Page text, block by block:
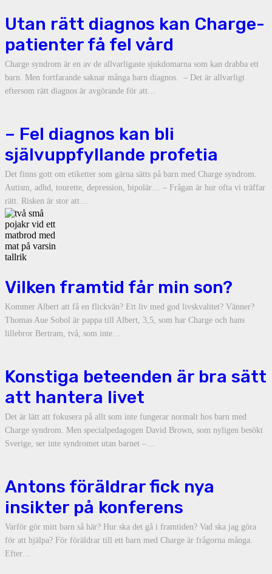
Utan rätt diagnos kan Charge-
patienter få fel vård
Charge syndrom är en av de allvarligaste sjukdomarna som kan drabba ett
barn. Men fortfarande saknar många barn diagnos. – Det är allvarligt
eftersom rätt diagnos är avgörande för att…
– Fel diagnos kan bli
självuppfyllande profetia
Det finns gott om etiketter som gärna sätts på barn med Charge syndrom.
Autism, adhd, tourette, depression, bipolär… – Frågan är hur ofta vi träffar
rätt. Risken är stor att…
Vilken framtid får min son?
Kommer Albert att få en flickvän? Ett liv med god livskvalitet? Vänner?
Thomas Aue Sobol är pappa till Albert, 3,5, som har Charge och hans
lillebror Bertram, två, som inte…
Konstiga beteenden är bra sätt
att hantera livet
Det är lätt att fokusera på allt som inte fungerar normalt hos barn med
Charge syndrom. Men specialpedagogen David Brown, som nyligen besökt
Sverige, ser inte syndromet utan barnet –…
Antons föräldrar fick nya
insikter på konferens
Varför gör mitt barn så här? Hur ska det gå i framtiden? Vad ska jag göra
för att hjälpa? För föräldrar till ett barn med Charge är frågorna många.
Efter…